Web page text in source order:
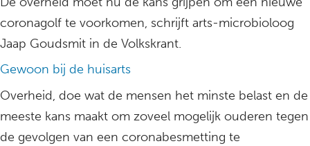
coronagolf te voorkomen, schrijft arts-microbioloog
Jaap Goudsmit in de Volkskrant.
Gewoon bij de huisarts
Overheid, doe wat de mensen het minste belast en de
meeste kans maakt om zoveel mogelijk ouderen tegen
de gevolgen van een coronabesmetting te